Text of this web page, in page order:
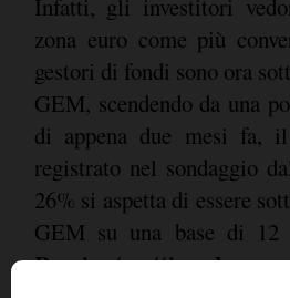
Infatti, gli investitori
zona euro come più
gestori di fondi sono ora
GEM, scendendo da una
di appena due mesi fa,
registrato nel sondaggio
26% si aspetta di essere
GEM su una base di 12
Russia sta attirando un